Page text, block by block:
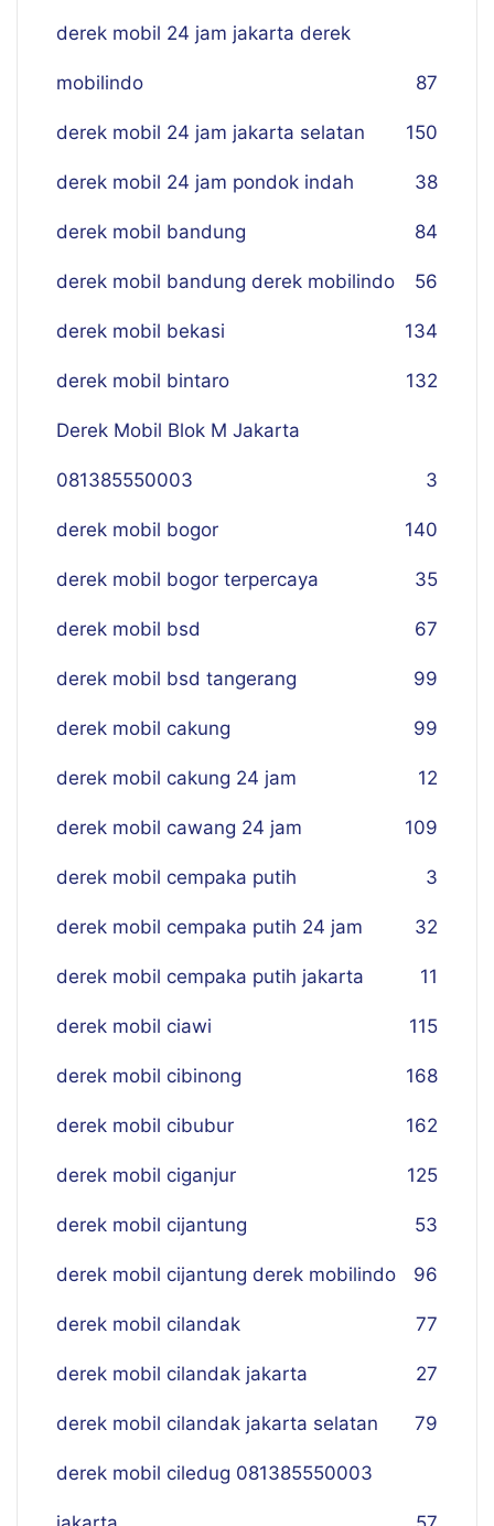
derek mobil 24 jam jakarta derek
mobilindo 87
derek mobil 24 jam jakarta selatan 150
derek mobil 24 jam pondok indah 38
derek mobil bandung 84
derek mobil bandung derek mobilindo 56
derek mobil bekasi 134
derek mobil bintaro 132
Derek Mobil Blok M Jakarta
081385550003 3
derek mobil bogor 140
derek mobil bogor terpercaya 35
derek mobil bsd 67
derek mobil bsd tangerang 99
derek mobil cakung 99
derek mobil cakung 24 jam 12
derek mobil cawang 24 jam 109
derek mobil cempaka putih 3
derek mobil cempaka putih 24 jam 32
derek mobil cempaka putih jakarta 11
derek mobil ciawi 115
derek mobil cibinong 168
derek mobil cibubur 162
derek mobil ciganjur 125
derek mobil cijantung 53
derek mobil cijantung derek mobilindo 96
derek mobil cilandak 77
derek mobil cilandak jakarta 27
derek mobil cilandak jakarta selatan 79
derek mobil ciledug 081385550003